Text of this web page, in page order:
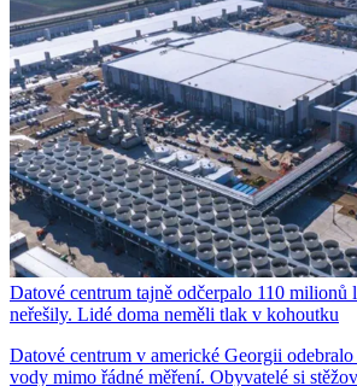
Datové centrum tajně odčerpalo 110 milionů
neřešily. Lidé doma neměli tlak v kohoutku
Datové centrum v americké Georgii
vody mimo řádné měření. Obyvatelé si